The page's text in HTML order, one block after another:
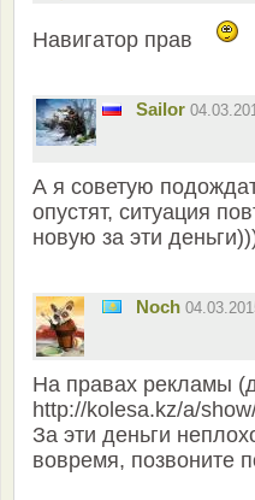
Навигатор прав
Sailor
А я советую
опустят, ситуация
новую за эти
Noch
На правах рекламы
http://kolesa.kz/a/
За эти деньги
вовремя, позвоните